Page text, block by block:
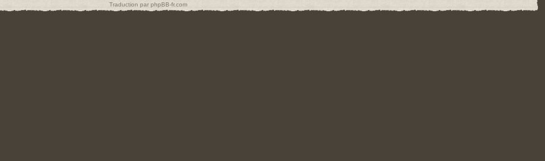
Traduction par phpBB-fr.com